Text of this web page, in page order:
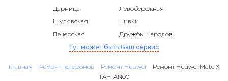
Дарница
Левобережная
Шулявская
Нивки
Печерская
Дружбы Народов
Тут может быть Ваш сервис
Главная Ремонт телефонов Ремонт Huawei
Ремонт Huawei Mate X
TAH-AN00